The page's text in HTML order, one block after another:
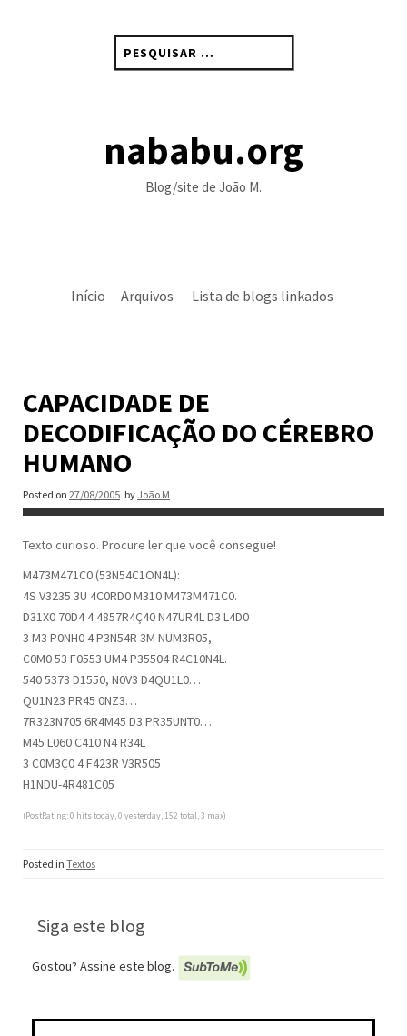
por:
nababu.org
Blog/site de João M.
Início Arquivos Lista de blogs linkados
CAPACIDADE DE
DECODIFICAÇÃO DO CÉREBRO
HUMANO
Posted on 27/08/2005 by João M
Texto curioso. Procure ler que você consegue!
M473M471C0 (53N54C1ON4L):
4S V3235 3U 4C0RD0 M310 M473M471C0.
D31X0 70D4 4 4857R4Ç40 N47UR4L D3 L4D0
3 M3 P0NH0 4 P3N54R 3M NUM3R05,
C0M0 53 F0553 UM4 P35504 R4C10N4L.
540 5373 D1550, N0V3 D4QU1L0…
QU1N23 PR45 0NZ3…
7R323N705 6R4M45 D3 PR35UNT0…
M45 L060 C410 N4 R34L
3 C0M3Ç0 4 F423R V3R505
H1NDU-4R481C05
(PostRating: 0 hits today, 0 yesterday, 152 total, 3 max)
Posted in Textos
Siga este blog
Gostou? Assine este blog.
Pesquisar